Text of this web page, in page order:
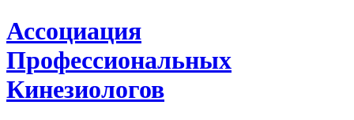
Ассоциация
Профессиональных
Кинезиологов